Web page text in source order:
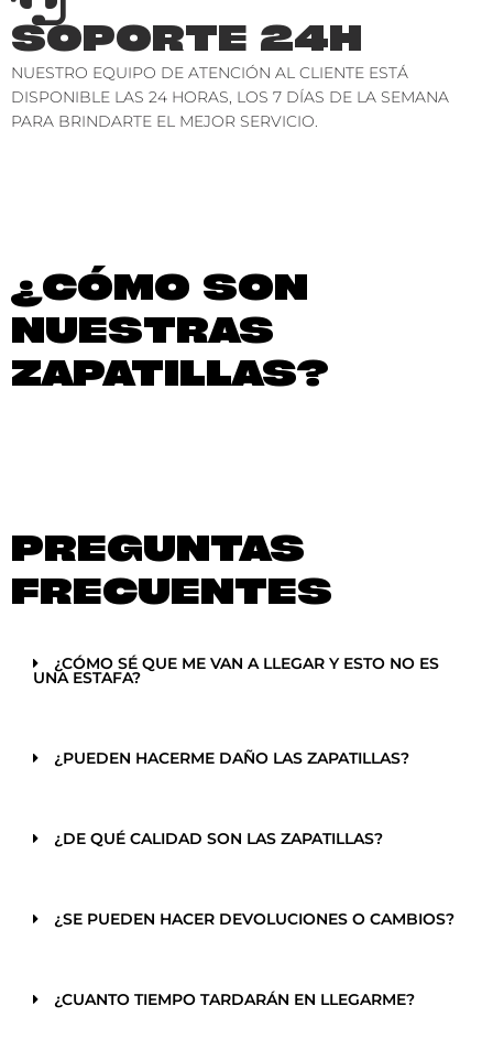
SOPORTE 24H
NUESTRO EQUIPO DE ATENCIÓN AL CLIENTE ESTÁ
DISPONIBLE LAS 24 HORAS, LOS 7 DÍAS DE LA SEMANA
PARA BRINDARTE EL MEJOR SERVICIO.
¿CÓMO SON
NUESTRAS
ZAPATILLAS?
PREGUNTAS
FRECUENTES
¿CÓMO SÉ QUE ME VAN A LLEGAR Y ESTO NO ES
UNA ESTAFA?
¿PUEDEN HACERME DAÑO LAS ZAPATILLAS?
¿DE QUÉ CALIDAD SON LAS ZAPATILLAS?
¿SE PUEDEN HACER DEVOLUCIONES O CAMBIOS?
¿CUANTO TIEMPO TARDARÁN EN LLEGARME?